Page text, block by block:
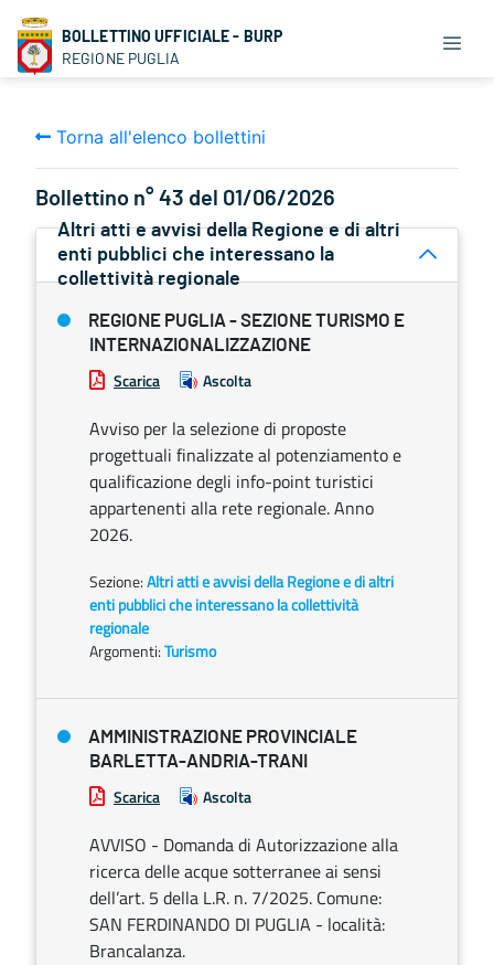
BOLLETTINO UFFICIALE - BURP
REGIONE PUGLIA
Torna all'elenco bollettini
Bollettino n° 43 del 01/06/2026
Altri atti e avvisi della Regione e di altri
enti pubblici che interessano la
collettività regionale
REGIONE PUGLIA - SEZIONE TURISMO E
INTERNAZIONALIZZAZIONE
Scarica Ascolta
Avviso per la selezione di proposte
progettuali finalizzate al potenziamento e
qualificazione degli info-point turistici
appartenenti alla rete regionale. Anno
2026.
Sezione:Altri atti e avvisi della Regione e di altri
enti pubblici che interessano la collettività
regionale
Argomenti:Turismo
AMMINISTRAZIONE PROVINCIALE
BARLETTA-ANDRIA-TRANI
Scarica Ascolta
AVVISO - Domanda di Autorizzazione alla
ricerca delle acque sotterranee ai sensi
dell’art. 5 della L.R. n. 7/2025. Comune:
SAN FERDINANDO DI PUGLIA - località:
Brancalanza.